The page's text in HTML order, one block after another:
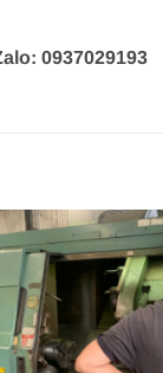
0937029193